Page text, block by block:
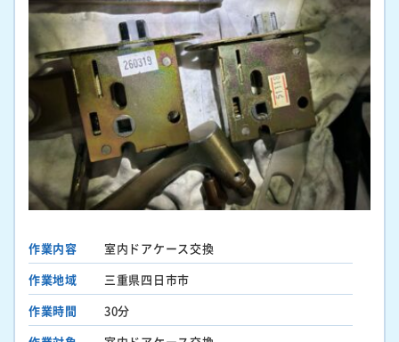
作業内容
室内ドアケース交換
作業地域
三重県四日市市
作業時間
30分